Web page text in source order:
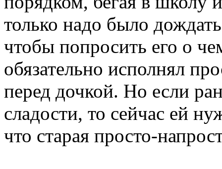
только надо было
чтобы попросить его о
обязательно исполнял
перед дочкой. Но если
сладости, то сейчас ей
что старая просто-